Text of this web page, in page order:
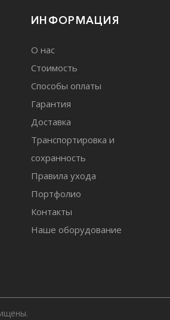
ИНФОРМАЦИЯ
О нас
Стоимость
Способы оплаты
Гарантия
Доставка
Транспортировка и
сохранность
Правила ухода
Портфолио
Контакты
Наше оборудование